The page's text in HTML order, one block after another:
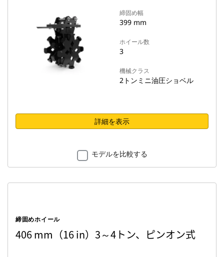
締固め幅
399 mm
ホイール数
3
機械クラス
2トンミニ油圧ショベル
詳細を表示
モデルを比較する
締固めホイール
406 mm（16 in）3～4トン、ピンオン式